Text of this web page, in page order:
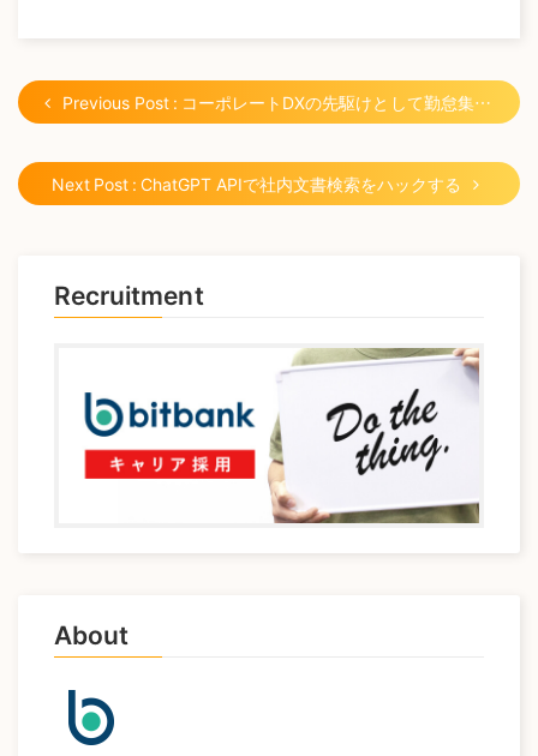
Previous Post : コーポレートDXの先駆けとして勤怠集計自動化に挑みました!
Next Post : ChatGPT APIで社内文書検索をハックする
Recruitment
About